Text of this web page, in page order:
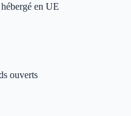
en UE
ouverts